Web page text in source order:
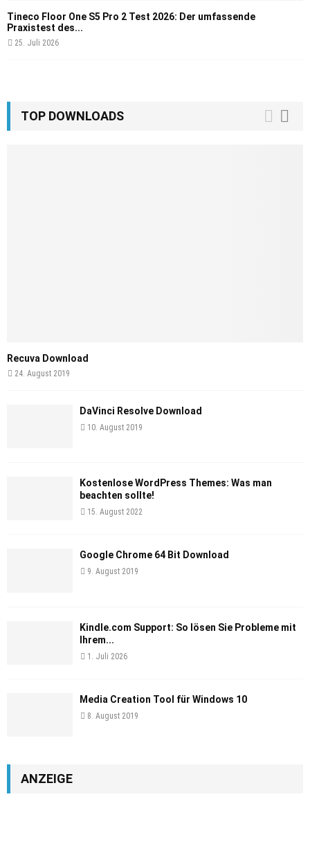
Tineco Floor One S5 Pro 2 Test 2026: Der umfassende
Praxistest des...
25. Juli 2026
TOP DOWNLOADS
Recuva Download
24. August 2019
DaVinci Resolve Download
10. August 2019
Kostenlose WordPress Themes: Was man
beachten sollte!
15. August 2022
Google Chrome 64 Bit Download
9. August 2019
Kindle.com Support: So lösen Sie Probleme mit
Ihrem...
1. Juli 2026
Media Creation Tool für Windows 10
8. August 2019
ANZEIGE